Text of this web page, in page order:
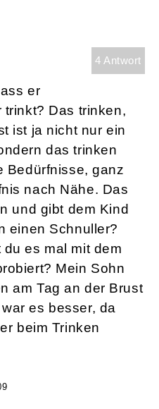
4 Antwort
er
Das trinken,
ist ja nicht nur ein
das trinken
Bedürfnisse, ganz
nach Nähe. Das
und gibt dem Kind
einen Schnuller?
es mal mit dem
Mein Sohn
am Tag an der Brust
es besser, da
beim Trinken